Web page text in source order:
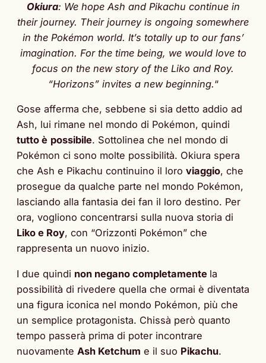
Okiura: We hope Ash and Pikachu continue in
their journey. Their journey is ongoing somewhere
in the Pokémon world. It’s totally up to our fans’
imagination. For the time being, we would love to
focus on the new story of the Liko and Roy.
“Horizons” invites a new beginning.“
Gose afferma che, sebbene si sia detto addio ad
Ash, lui rimane nel mondo di Pokémon, quindi
tutto è possibile. Sottolinea che nel mondo di
Pokémon ci sono molte possibilità. Okiura spera
che Ash e Pikachu continuino il loro viaggio, che
prosegue da qualche parte nel mondo Pokémon,
lasciando alla fantasia dei fan il loro destino. Per
ora, vogliono concentrarsi sulla nuova storia di
Liko e Roy, con “Orizzonti Pokémon” che
rappresenta un nuovo inizio.
I due quindi non negano completamente la
possibilità di rivedere quella che ormai è diventata
una figura iconica nel mondo Pokémon, più che
un semplice protagonista. Chissà però quanto
tempo passerà prima di poter incontrare
nuovamente Ash Ketchum e il suo Pikachu.